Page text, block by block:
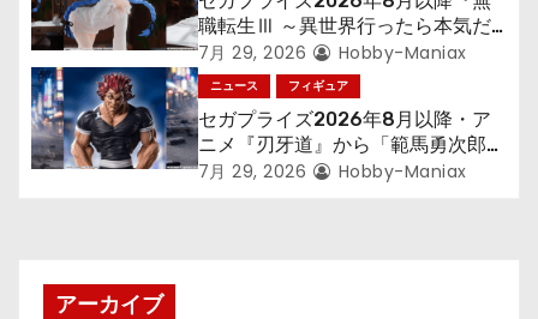
職転生Ⅲ ～異世界行ったら本気だ
す～』から「ロキシー」のフィギュ
アが登場！
7月 29, 2026 Hobby-Maniax
ニュース フィギュア
セガプライズ2026年8月以降・ア
ニメ『刃牙道』から「範馬勇次郎」
が登場ッッ!!
7月 29, 2026 Hobby-Maniax
アーカイブ